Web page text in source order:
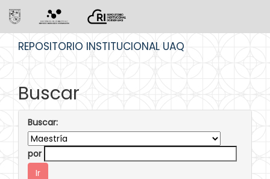
REPOSITORIO INSTITUCIONAL UAQ
Buscar
Buscar:
por